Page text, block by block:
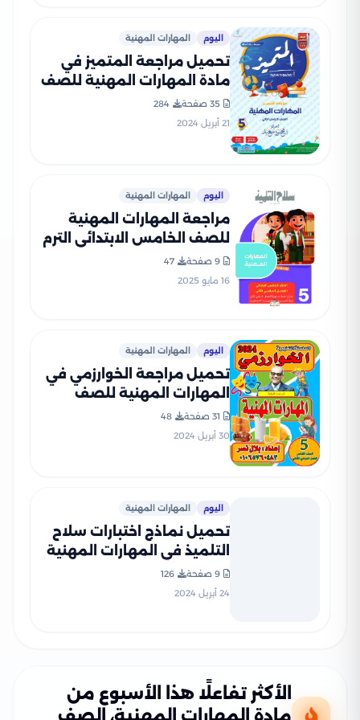
اليوم المهارات المهنية
تحميل مراجعة المتميز في
مادة المهارات المهنية للصف
الخامس الابتدائي الترم الثاني
(مراجعة + بنك أسئلة)
35 صفحة
284
21 أبريل 2024
اليوم المهارات المهنية
مراجعة المهارات المهنية
للصف الخامس الابتدائي الترم
التلميذ
9 صفحة
47
16 مايو 2025
اليوم المهارات المهنية
تحميل مراجعة الخوارزمي في
المهارات المهنية للصف
الخامس الابتدائي الترم الثاني
31 صفحة
48
30 أبريل 2024
اليوم المهارات المهنية
تحميل نماذج اختبارات سلاح
التلميذ في المهارات المهنية
للصف الخامس الابتدائي مع
إجاباتها النموذجية
9 صفحة
126
24 أبريل 2024
الأكثر تفاعلًا هذا الأسبوع من
مادة المهارات المهنية، الصف